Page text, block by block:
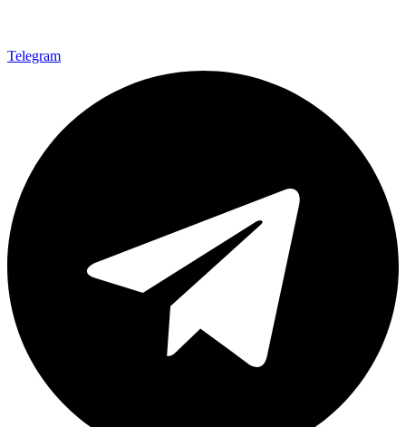
Telegram